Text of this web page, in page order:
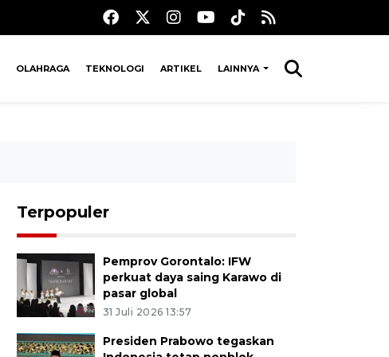
OLAHRAGA TEKNOLOGI ARTIKEL LAINNYA
Terpopuler
Pemprov Gorontalo: IFW
perkuat daya saing Karawo di
pasar global
31 Juli 2026 13:57
Presiden Prabowo tegaskan